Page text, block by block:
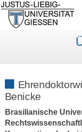
Benicke
Brasilianische